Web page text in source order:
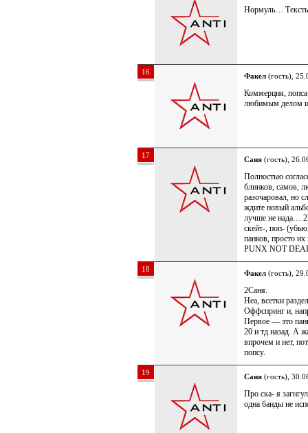
Нормуль…
16 Факел (гость),
Коммерция,
любимым делом
17 Саня (гость),
Полностью
блинков, самов,
разочаровал, но
ждите новый
лучше не нада…
скейт-, поп-
панков, просто
PUNX NOT
18 Факел (гость),
2Саня.
Неа, всетки
Оффспринг и,
Первое — это
20 и тд назад. А
впрочем и нет,
попсу.
19 Саня (гость),
Про ска- я
одна банды не